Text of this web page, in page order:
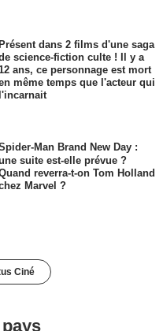
Présent dans 2 films d'une saga
science-fiction culte ! Il y a
ans, ce personnage est mort
même temps que l'acteur qui
l'incarnait
Man Brand New Day :
suite est-elle prévue ?
reverra-t-on Tom Holland
Marvel ?
Ciné